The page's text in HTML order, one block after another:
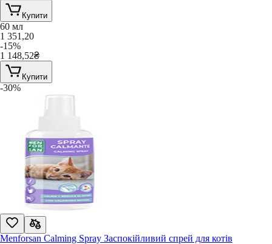
Купити
60 мл
1 351,20
-15%
1 148,52₴
Купити
-30%
Menforsan Calming Spray Заспокійливий спрей для котів